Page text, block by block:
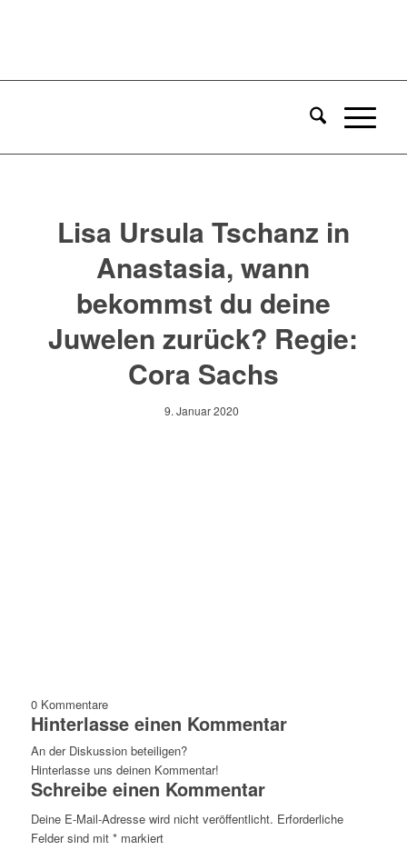
Lisa Ursula Tschanz in
Anastasia, wann
bekommst du deine
Juwelen zurück? Regie:
Cora Sachs
9. Januar 2020
0 Kommentare
Hinterlasse einen Kommentar
An der Diskussion beteiligen?
Hinterlasse uns deinen Kommentar!
Schreibe einen Kommentar
Deine E-Mail-Adresse wird nicht veröffentlicht. Erforderliche
Felder sind mit *markiert